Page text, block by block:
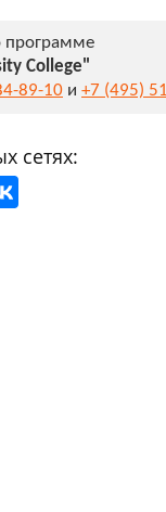
программе
College"
89-10 и +7 (495)
сетях: